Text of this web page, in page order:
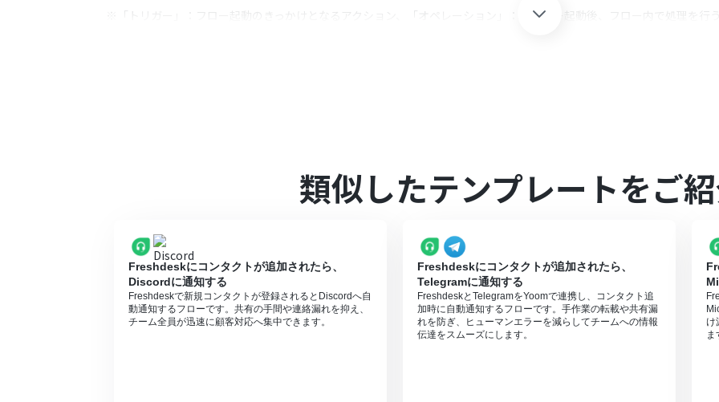
※「トリガー」：フロー起動のきっかけとなるアクション、「オペレーション」：トリガー起動後、フロー内で処理を行
トリガーは5分、10分、15分、30分、60分の間隔で起動間隔を選択できます。
プランによって最短の起動間隔が異なりますので、ご注意ください。
Salesforceはチームプラン・サクセスプランでのみご利用いただけるアプリとなっております。フリープラン・
チームプランやサクセスプランなどの有料プランは、2週間の無料トライアルを行うことが可能です。無料トライ
ます。
類似したテンプレートをご
Freshdeskにコンタクトが追加されたら、
Discordに通知する
Freshdeskで新規コンタクトが登録されるとDiscordへ自
動通知するフローです。共有の手間や連絡漏れを抑え、
チーム全員が迅速に顧客対応へ集中できます。
Freshdeskにコンタクトが追加されたら、
Telegramに通知する
FreshdeskとTelegramをYoomで連携し、コンタクト追
加時に自動通知するフローです。手作業の転載や共有漏
れを防ぎ、ヒューマンエラーを減らしてチームへの情報
伝達をスムーズにします。
け
ま